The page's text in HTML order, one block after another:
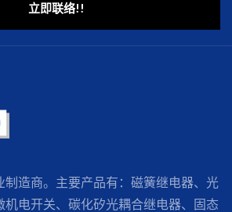
立即联络!!
制造商。主要产品有：磁簧继电器、光
机电开关、碳化矽光耦合继电器、固态